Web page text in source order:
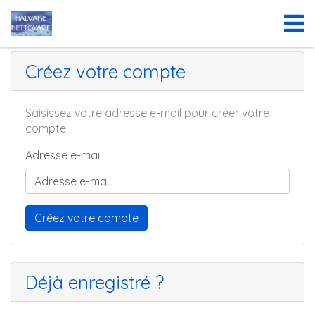
Identification à l'espace client
Créez votre compte
Saisissez votre adresse e-mail pour créer votre
compte.
Adresse e-mail
Déjà enregistré ?